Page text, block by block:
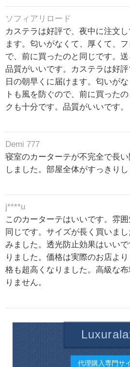
ソフィアリロード
カステラは好評で、夜中に注文
ます。匂いがなくて、厚くて、
で、前に買ったのと同じです。送
品質がいいです。カステラは好
日の朝早くに届けます。匂いが
トも風を防ぐので、前に買った
クも十分です。品質がいいです。
Demi 777
寝室のカーターテが不完全で長
しました。部屋全体がすっきりし
j****u
このカーターテはいいです。雰
同じです。サイズが長く買いま
みました。透光防止効果はいい
りました。価格は実際のお店よ
格も超高くなりました。高級な
りません。
代理購入専門サ